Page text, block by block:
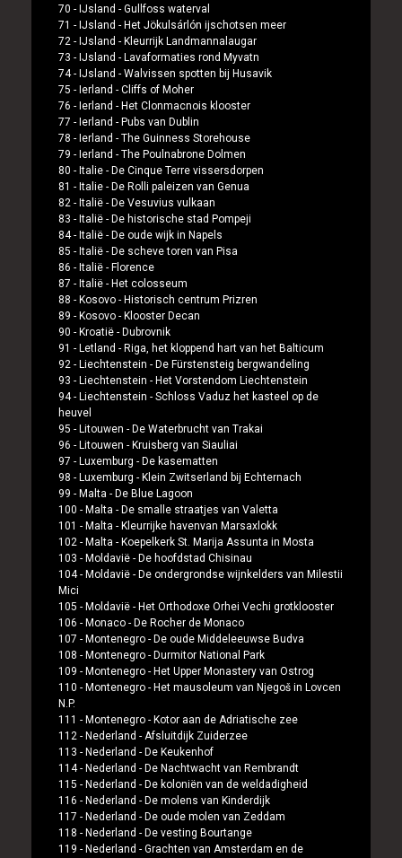
70 - IJsland - Gullfoss waterval
71 - IJsland - Het Jökulsárlón ijschotsen meer
72 - IJsland - Kleurrijk Landmannalaugar
73 - IJsland - Lavaformaties rond Myvatn
74 - IJsland - Walvissen spotten bij Husavik
75 - Ierland - Cliffs of Moher
76 - Ierland - Het Clonmacnois klooster
77 - Ierland - Pubs van Dublin
78 - Ierland - The Guinness Storehouse
79 - Ierland - The Poulnabrone Dolmen
80 - Italie - De Cinque Terre vissersdorpen
81 - Italie - De Rolli paleizen van Genua
82 - Italië - De Vesuvius vulkaan
83 - Italië - De historische stad Pompeji
84 - Italië - De oude wijk in Napels
85 - Italië - De scheve toren van Pisa
86 - Italië - Florence
87 - Italië - Het colosseum
88 - Kosovo - Historisch centrum Prizren
89 - Kosovo - Klooster Decan
90 - Kroatië - Dubrovnik
91 - Letland - Riga, het kloppend hart van het Balticum
92 - Liechtenstein - De Fürstensteig bergwandeling
93 - Liechtenstein - Het Vorstendom Liechtenstein
94 - Liechtenstein - Schloss Vaduz het kasteel op de
heuvel
95 - Litouwen - De Waterbrucht van Trakai
96 - Litouwen - Kruisberg van Siauliai
97 - Luxemburg - De kasematten
98 - Luxemburg - Klein Zwitserland bij Echternach
99 - Malta - De Blue Lagoon
100 - Malta - De smalle straatjes van Valetta
101 - Malta - Kleurrijke havenvan Marsaxlokk
102 - Malta - Koepelkerk St. Marija Assunta in Mosta
103 - Moldavië - De hoofdstad Chisinau
104 - Moldavië - De ondergrondse wijnkelders van Milestii
Mici
105 - Moldavië - Het Orthodoxe Orhei Vechi grotklooster
106 - Monaco - De Rocher de Monaco
107 - Montenegro - De oude Middeleeuwse Budva
108 - Montenegro - Durmitor National Park
109 - Montenegro - Het Upper Monastery van Ostrog
110 - Montenegro - Het mausoleum van Njegoš in Lovcen
N.P.
111 - Montenegro - Kotor aan de Adriatische zee
112 - Nederland - Afsluitdijk Zuiderzee
113 - Nederland - De Keukenhof
114 - Nederland - De Nachtwacht van Rembrandt
115 - Nederland - De koloniën van de weldadigheid
116 - Nederland - De molens van Kinderdijk
117 - Nederland - De oude molen van Zeddam
118 - Nederland - De vesting Bourtange
119 - Nederland - Grachten van Amsterdam en de